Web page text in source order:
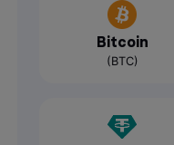
Bitcoin
(BTC)